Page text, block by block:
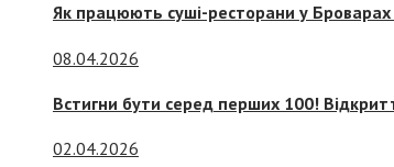
Як працюють суші-ресторани у Броварах
08.04.2026
Встигни бути серед перших 100!
02.04.2026